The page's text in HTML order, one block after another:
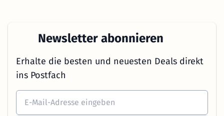
Newsletter abonnieren
Erhalte die besten und neuesten Deals direkt
ins Postfach